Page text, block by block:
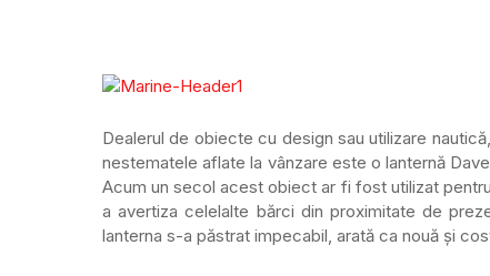
Dealerul de obiecte cu design sau utilizare
nestematele aflate la vânzare este o lanternă
Acum un secol acest obiect ar fi fost utilizat
a avertiza celelalte bărci din proximitate de
lanterna s-a păstrat impecabil, arată ca nouă și